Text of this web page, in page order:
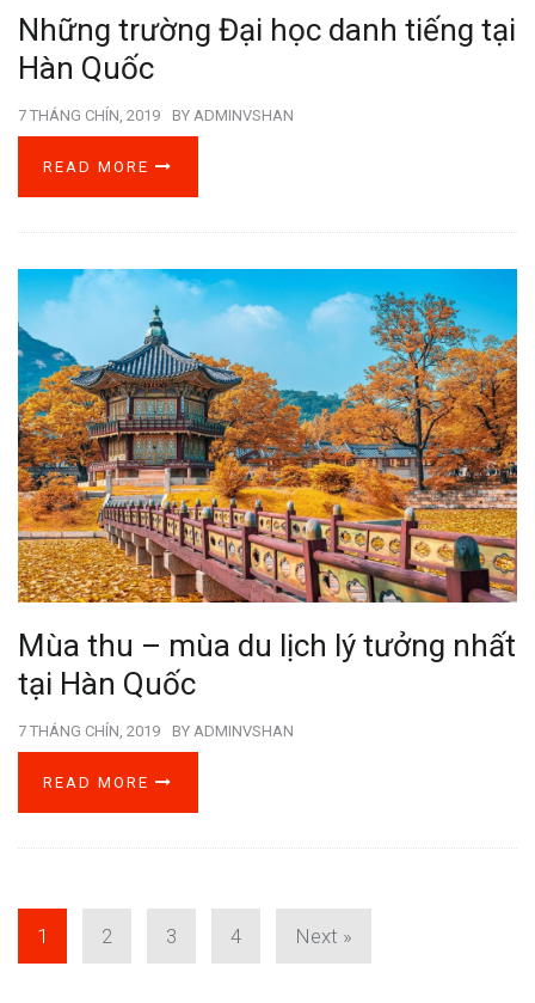
Những trường Đại học danh tiếng tại
Hàn Quốc
7 THÁNG CHÍN, 2019 BY ADMINVSHAN
READ MORE
Mùa thu – mùa du lịch lý tưởng nhất
tại Hàn Quốc
7 THÁNG CHÍN, 2019 BY ADMINVSHAN
READ MORE
1 2 3 4 Next »